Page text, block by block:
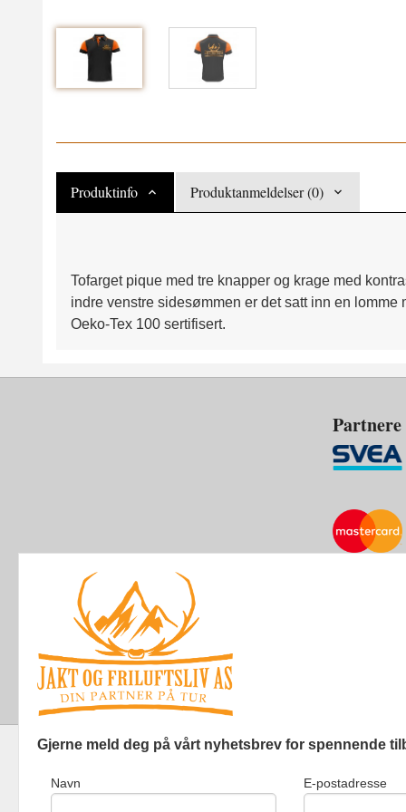
Produktinfo Produktanmeldelser (0)
Tofarget pique med tre knapper og krage med
indre venstre sidesømmen er det satt inn en
Oeko-Tex 100 sertifisert.
Partnere
Gjerne meld deg på vårt nyhetsbrev for spennende
Navn E-postadresse